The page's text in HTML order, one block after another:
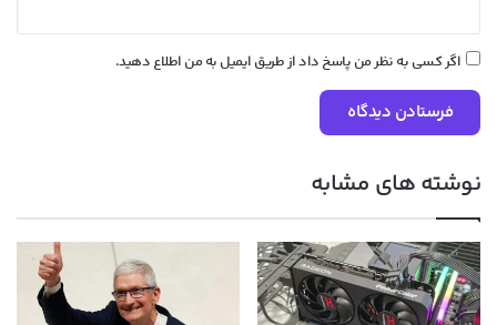
اگر کسی به نظر من پاسخ داد از طریق ایمیل به من اطلاع دهید.
نوشته های مشابه